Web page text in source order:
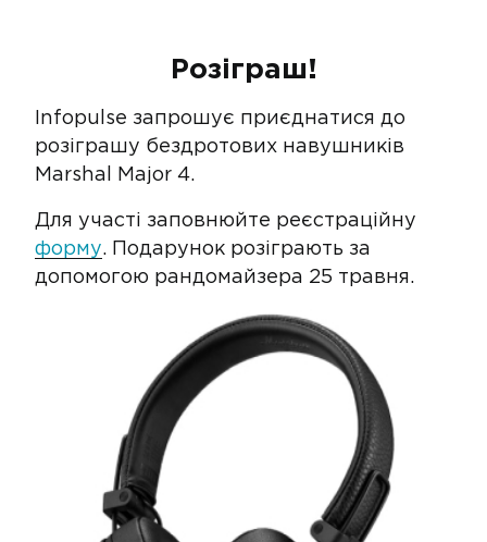
Розіграш!
Infopulse запрошує приєднатися до
розіграшу бездротових навушників
Marshal Major 4.
Для участі заповнюйте реєстраційну
форму. Подарунок розіграють за
допомогою рандомайзера 25 травня.